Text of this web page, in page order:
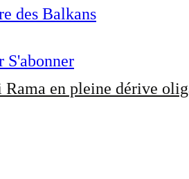
des Balkans
S'abonner
en pleine dérive